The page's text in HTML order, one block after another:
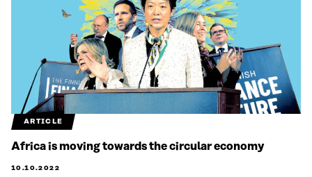
ARTICLE
Africa is moving towards the circular economy
10.10.2022